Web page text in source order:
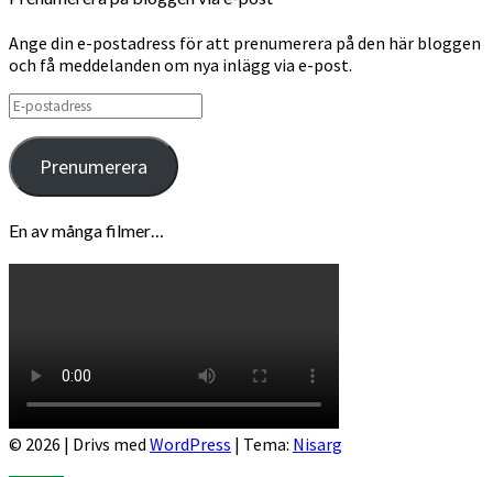
Ange din e-postadress för att prenumerera på den här bloggen
och få meddelanden om nya inlägg via e-post.
E-
postadress
Prenumerera
En av många filmer…
© 2026 | Drivs med WordPress | Tema: Nisarg